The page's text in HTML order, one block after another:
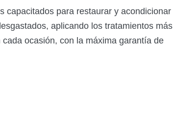
capacitados para restaurar y acondicionar
aplicando los tratamientos más
ocasión, con la máxima garantía de